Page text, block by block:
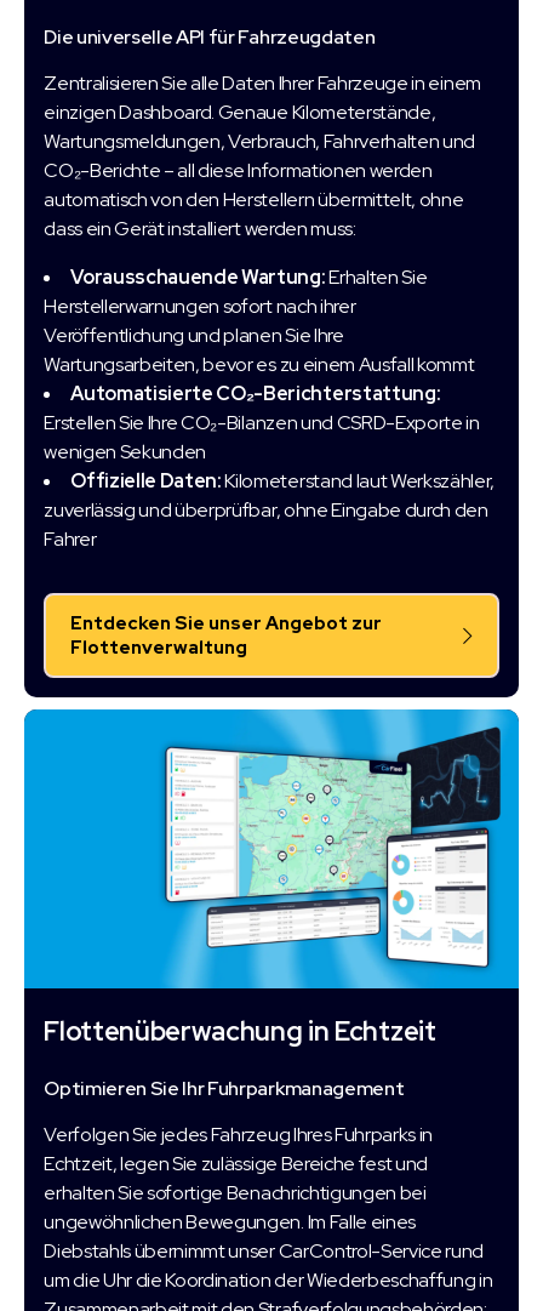
Die universelle API für Fahrzeugdaten
Zentralisieren Sie alle Daten Ihrer Fahrzeuge in einem
einzigen Dashboard. Genaue Kilometerstände,
Wartungsmeldungen, Verbrauch, Fahrverhalten und
CO₂-Berichte – all diese Informationen werden
automatisch von den Herstellern übermittelt, ohne
dass ein Gerät installiert werden muss:
Vorausschauende Wartung:Erhalten Sie
Herstellerwarnungen sofort nach ihrer
Veröffentlichung und planen Sie Ihre
Wartungsarbeiten, bevor es zu einem Ausfall kommt
Automatisierte CO₂-Berichterstattung:
Erstellen Sie Ihre CO₂-Bilanzen und CSRD-Exporte in
wenigen Sekunden
Offizielle Daten:Kilometerstand laut Werkszähler,
zuverlässig und überprüfbar, ohne Eingabe durch den
Fahrer
Entdecken Sie unser Angebot zur
Flottenverwaltung
Flottenüberwachung in Echtzeit
Optimieren Sie Ihr Fuhrparkmanagement
Verfolgen Sie jedes Fahrzeug Ihres Fuhrparks in
Echtzeit, legen Sie zulässige Bereiche fest und
erhalten Sie sofortige Benachrichtigungen bei
ungewöhnlichen Bewegungen. Im Falle eines
Diebstahls übernimmt unser CarControl-Service rund
um die Uhr die Koordination der Wiederbeschaffung in